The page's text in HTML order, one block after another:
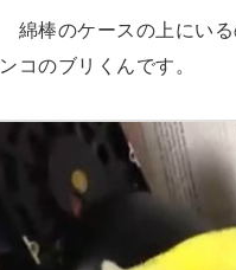
綿棒のケースの上にいる
ンコのブリくんです。